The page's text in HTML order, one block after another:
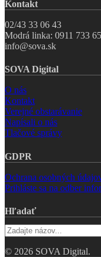
Kontakt
02/43 33 06 43
Modrá linka: 0911 733
info@sova.sk
SOVA Digital
O nás
Kontakt
Verejné obstarávanie
Napísali o nás
Tlačové správy
GDPR
Ochrana osobných
Prihláste sa na odber
Hľadať
© 2026 SOVA Digital.